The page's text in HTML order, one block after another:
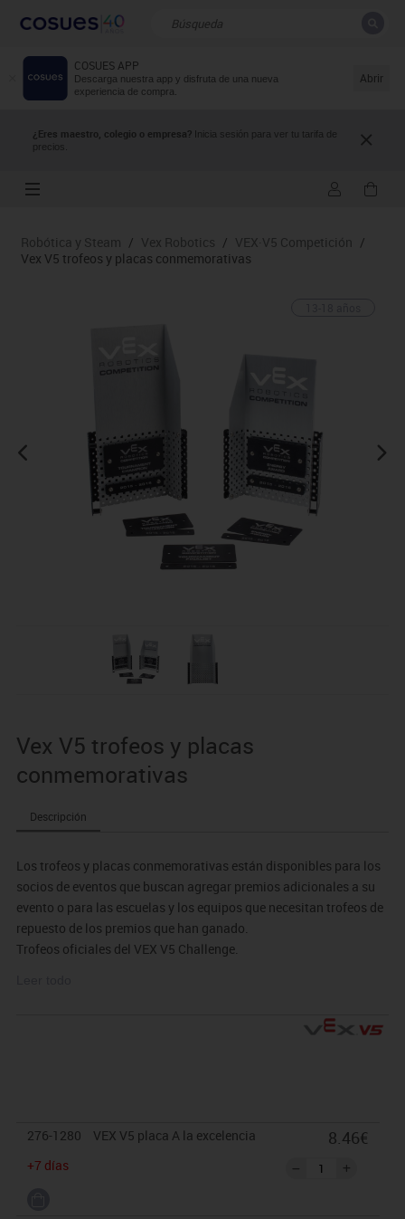
COSUES APP
Descarga nuestra app y disfruta de una nueva
experiencia de compra.
Abrir
¿Eres maestro, colegio o empresa? Inicia sesión para ver tu tarifa de
precios.
Resultados de la búsqueda
Robótica y Steam / Vex Robotics / VEX·V5 Competición /
Vex V5 trofeos y placas conmemorativas
Vex V5 trofeos y placas
conmemorativas
Descripción
Los trofeos y placas conmemorativas están disponibles para los
socios de eventos que buscan agregar premios adicionales a su
evento o para las escuelas y los equipos que necesitan trofeos de
repuesto de los premios que han ganado.
Trofeos oficiales del VEX V5 Challenge.
276-1280
VEX V5 placa A la excelencia
+7 días
8.46€